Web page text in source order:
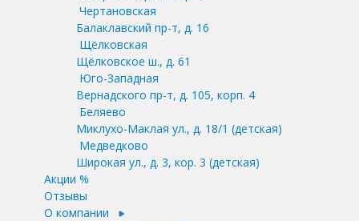
Чертановская
Балаклавский пр-т, д. 16
Щёлковская
Щёлковское ш., д. 61
Юго-Западная
Вернадского пр-т, д. 105, корп. 4
Беляево
Миклухо-Маклая ул., д. 18/1 (детская)
Медведково
Широкая ул., д. 3, кор. 3 (детская)
Акции %
Отзывы
О компании